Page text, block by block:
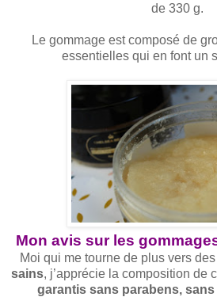
de 330 g.
Le gommage est composé de
essentielles qui en font un
Mon avis sur les
Moi qui me tourne de plus vers des
sains, j’apprécie la composition de
garantis sans parabens,